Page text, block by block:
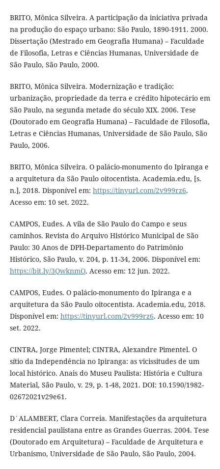
BRITO, Mônica Silveira. A participação da iniciativa privada
na produção do espaço urbano: São Paulo, 1890-1911. 2000.
Dissertação (Mestrado em Geografia Humana) – Faculdade
de Filosofia, Letras e Ciências Humanas, Universidade de
São Paulo, São Paulo, 2000.
BRITO, Mônica Silveira. Modernização e tradição:
urbanização, propriedade da terra e crédito hipotecário em
São Paulo, na segunda metade do século XIX. 2006. Tese
(Doutorado em Geografia Humana) – Faculdade de Filosofia,
Letras e Ciências Humanas, Universidade de São Paulo, São
Paulo, 2006.
BRITO, Mônica Silveira. O palácio-monumento do Ipiranga e
a arquitetura da São Paulo oitocentista. Academia.edu, [s.
n.], 2018. Disponível em: https://tinyurl.com/2v999rz6.
Acesso em: 10 set. 2022.
CAMPOS, Eudes. A vila de São Paulo do Campo e seus
caminhos. Revista do Arquivo Histórico Municipal de São
Paulo: 30 Anos de DPH-Departamento do Patrimônio
Histórico, São Paulo, v. 204, p. 11-34, 2006. Disponível em:
https://bit.ly/3QwknmO. Acesso em: 12 jun. 2022.
CAMPOS, Eudes. O palácio-monumento do Ipiranga e a
arquitetura da São Paulo oitocentista. Academia.edu, 2018.
Disponível em: https://tinyurl.com/2v999rz6. Acesso em: 10
set. 2022.
CINTRA, Jorge Pimentel; CINTRA, Alexandre Pimentel. O
sítio da Independência no Ipiranga: as vicissitudes de um
local histórico. Anais do Museu Paulista: História e Cultura
Material, São Paulo, v. 29, p. 1-48, 2021. DOI: 10.1590/1982-
02672021v29e61.
D´ALAMBERT, Clara Correia. Manifestações da arquitetura
residencial paulistana entre as Grandes Guerras. 2004. Tese
(Doutorado em Arquitetura) – Faculdade de Arquitetura e
Urbanismo, Universidade de São Paulo, São Paulo, 2004.